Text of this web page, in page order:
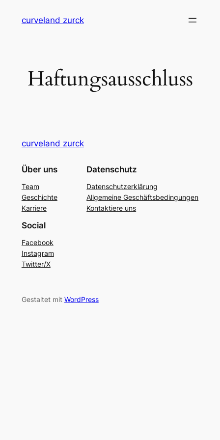
Inhaltcurveland zurck
Haftungsausschluss
curveland zurck
Über uns
Team
Geschichte
Karriere
Datenschutz
Datenschutzerklärung
Allgemeine Geschäftsbedingungen
Kontaktiere uns
Social
Facebook
Instagram
Twitter/X
Gestaltet mit WordPress